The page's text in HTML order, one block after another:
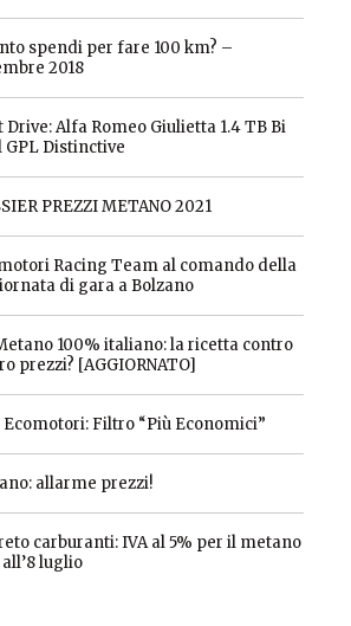
spendi per fare 100 km? –
2018
Drive: Alfa Romeo Giulietta 1.4 TB Bi
GPL Distinctive
PREZZI METANO 2021
Racing Team al comando della
di gara a Bolzano
100% italiano: la ricetta contro
prezzi? [AGGIORNATO]
Ecomotori: Filtro “Più Economici”
allarme prezzi!
carburanti: IVA al 5% per il metano
luglio